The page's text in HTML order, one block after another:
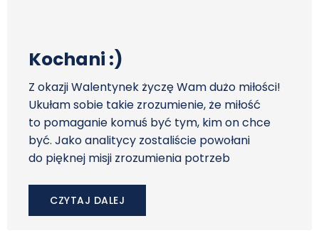
Kochani :)
Z okazji Walentynek życzę Wam dużo miłości!
Ukułam sobie takie zrozumienie, że miłość
to pomaganie komuś być tym, kim on chce
być. Jako analitycy zostaliście powołani
do pięknej misji zrozumienia potrzeb
CZYTAJ DALEJ